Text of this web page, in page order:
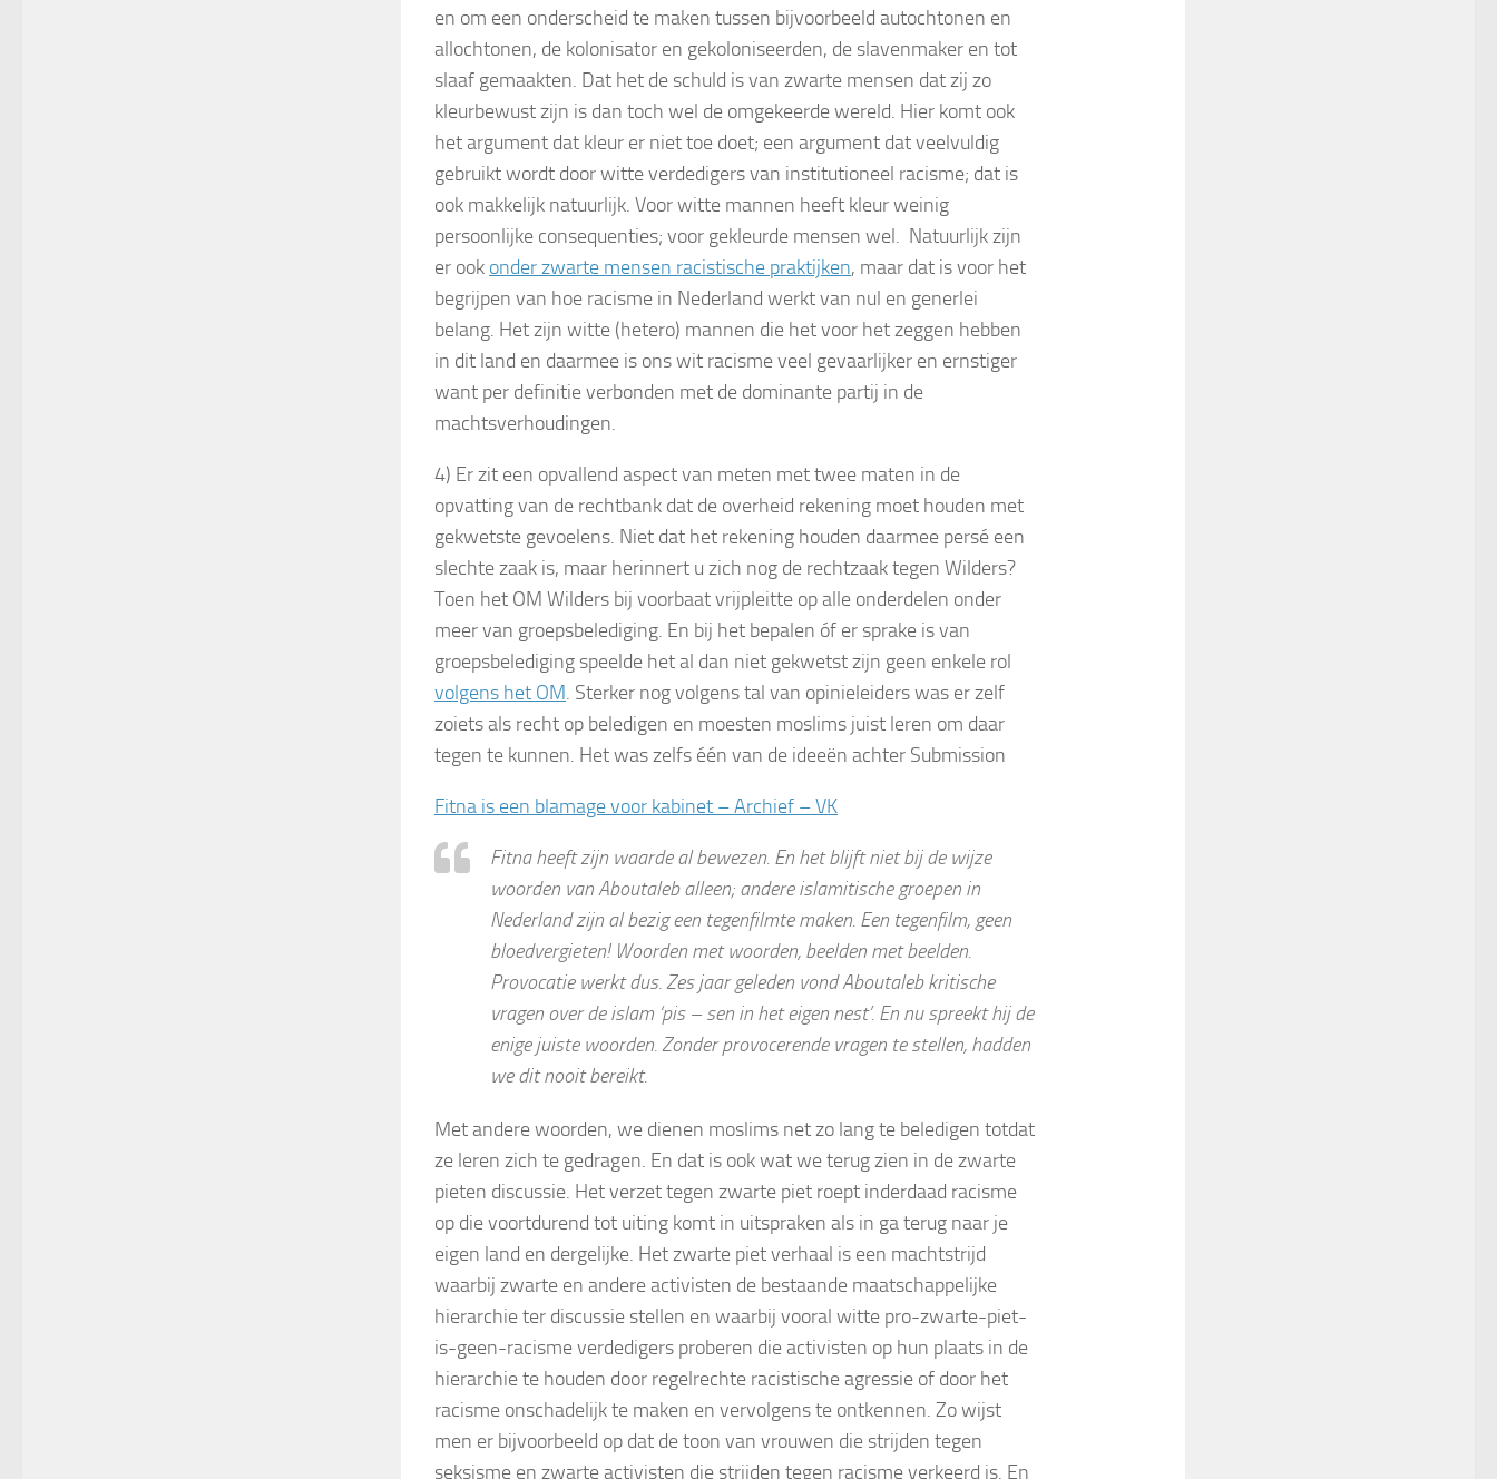
en om een onderscheid te maken tussen bijvoorbeeld autochtonen en
allochtonen, de kolonisator en gekoloniseerden, de slavenmaker en tot
slaaf gemaakten. Dat het de schuld is van zwarte mensen dat zij zo
kleurbewust zijn is dan toch wel de omgekeerde wereld. Hier komt ook
het argument dat kleur er niet toe doet; een argument dat veelvuldig
gebruikt wordt door witte verdedigers van institutioneel racisme; dat is
ook makkelijk natuurlijk. Voor witte mannen heeft kleur weinig
persoonlijke consequenties; voor gekleurde mensen wel. Natuurlijk zijn
er ook onder zwarte mensen racistische praktijken, maar dat is voor het
begrijpen van hoe racisme in Nederland werkt van nul en generlei
belang. Het zijn witte (hetero) mannen die het voor het zeggen hebben
in dit land en daarmee is ons wit racisme veel gevaarlijker en ernstiger
want per definitie verbonden met de dominante partij in de
machtsverhoudingen.
4) Er zit een opvallend aspect van meten met twee maten in de
opvatting van de rechtbank dat de overheid rekening moet houden met
gekwetste gevoelens. Niet dat het rekening houden daarmee persé een
slechte zaak is, maar herinnert u zich nog de rechtzaak tegen Wilders?
Toen het OM Wilders bij voorbaat vrijpleitte op alle onderdelen onder
meer van groepsbelediging. En bij het bepalen óf er sprake is van
groepsbelediging speelde het al dan niet gekwetst zijn geen enkele rol
volgens het OM. Sterker nog volgens tal van opinieleiders was er zelf
zoiets als recht op beledigen en moesten moslims juist leren om daar
tegen te kunnen. Het was zelfs één van de ideeën achter Submission
Fitna is een blamage voor kabinet – Archief – VK
Fitna heeft zijn waarde al bewezen. En het blijft niet bij de wijze
woorden van Aboutaleb alleen; andere islamitische groepen in
Nederland zijn al bezig een tegenfilmte maken. Een tegenfilm, geen
bloedvergieten! Woorden met woorden, beelden met beelden.
Provocatie werkt dus. Zes jaar geleden vond Aboutaleb kritische
vragen over de islam ‘pis – sen in het eigen nest’. En nu spreekt hij de
enige juiste woorden. Zonder provocerende vragen te stellen, hadden
we dit nooit bereikt.
Met andere woorden, we dienen moslims net zo lang te beledigen totdat
ze leren zich te gedragen. En dat is ook wat we terug zien in de zwarte
pieten discussie. Het verzet tegen zwarte piet roept inderdaad racisme
op die voortdurend tot uiting komt in uitspraken als in ga terug naar je
eigen land en dergelijke. Het zwarte piet verhaal is een machtstrijd
waarbij zwarte en andere activisten de bestaande maatschappelijke
hierarchie ter discussie stellen en waarbij vooral witte pro-zwarte-piet-
is-geen-racisme verdedigers proberen die activisten op hun plaats in de
hierarchie te houden door regelrechte racistische agressie of door het
racisme onschadelijk te maken en vervolgens te ontkennen. Zo wijst
men er bijvoorbeeld op dat de toon van vrouwen die strijden tegen
seksisme en zwarte activisten die strijden tegen racisme verkeerd is. En